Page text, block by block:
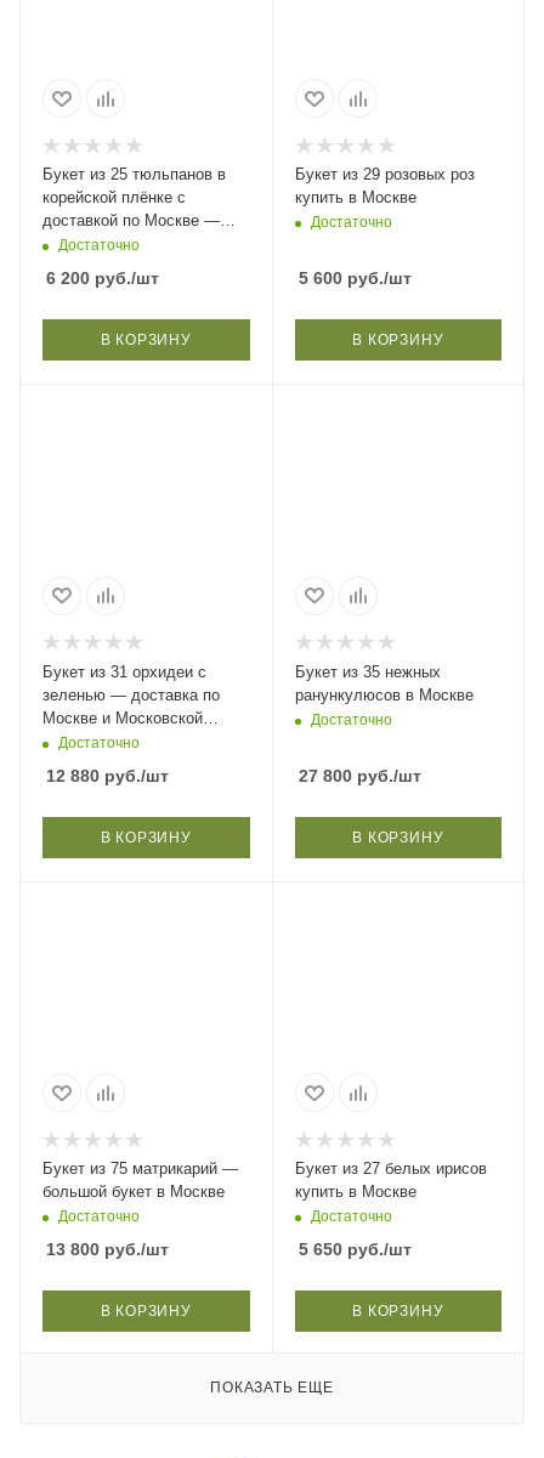
Букет из 25 тюльпанов в
корейской плёнке с
доставкой по Москве —
40×40 см
Достаточно
6 200 руб./шт
В КОРЗИНУ
Букет из 29 розовых роз
купить в Москве
Достаточно
5 600руб./шт
В КОРЗИНУ
Букет из 31 орхидеи с
зеленью — доставка по
Москве и Московской
области
Достаточно
12 880 руб./шт
В КОРЗИНУ
Букет из 35 нежных
ранункулюсов в Москве
Достаточно
27 800руб./шт
В КОРЗИНУ
Букет из 75 матрикарий —
большой букет в Москве
Достаточно
13 800 руб./шт
В КОРЗИНУ
Букет из 27 белых ирисов
купить в Москве
Достаточно
5 650руб./шт
В КОРЗИНУ
ПОКАЗАТЬ ЕЩЕ